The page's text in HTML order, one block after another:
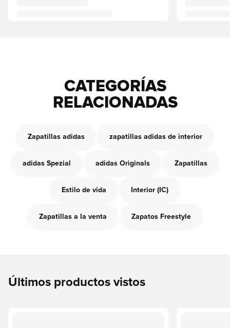
CATEGORÍAS
RELACIONADAS
Zapatillas adidas zapatillas adidas de interior
adidas Spezial adidas Originals Zapatillas
Estilo de vida Interior (IC)
Zapatillas a la venta Zapatos Freestyle
Últimos productos vistos